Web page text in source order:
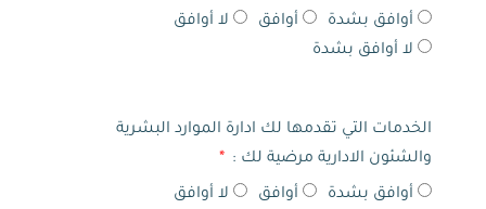
أوافق بشدة أوافق
لا أوافق
لا أوافق بشدة
الخدمات التي تقدمها لك ادارة الموارد البشرية
والشئون الادارية مرضية لك :
أوافق بشدة أوافق
لا أوافق